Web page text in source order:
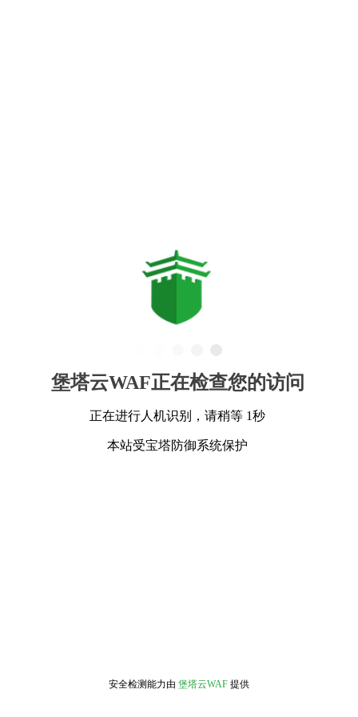
堡塔云WAF正在检查您的访问
正在进行人机识别，请稍等 1秒
本站受宝塔防御系统保护
安全检测能力由 堡塔云WAF 提供